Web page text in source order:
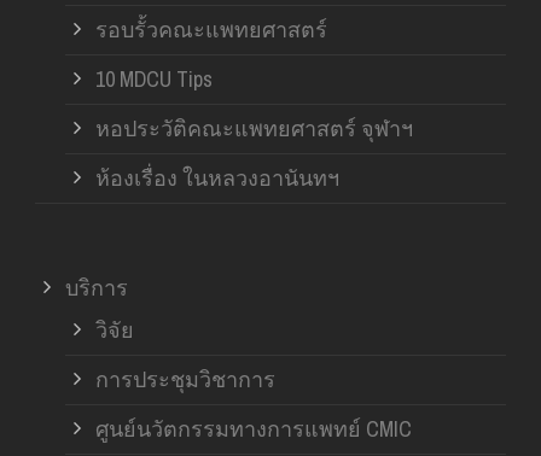
รอบรั้วคณะแพทยศาสตร์
10 MDCU Tips
หอประวัติคณะแพทยศาสตร์ จุฬาฯ
ห้องเรื่อง ในหลวงอานันทฯ
บริการ
วิจัย
การประชุมวิชาการ
ศูนย์นวัตกรรมทางการแพทย์ CMIC